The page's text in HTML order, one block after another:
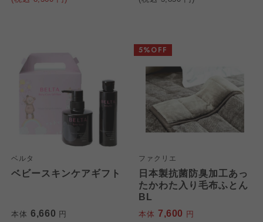
ベルタ
ベビースキンケアギフト
本体 6,660 円
ファクリエ
日本製抗菌防臭加工あっ
たかわた入り毛布ふとん
BL
本体 7,600 円
5%OFF